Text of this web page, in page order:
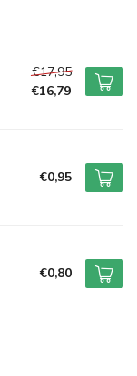
€17,95
€16,79
€0,95
€0,80